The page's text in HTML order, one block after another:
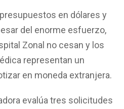
en dólares y
del enorme esfuerzo,
Zonal no cesan y los
representan un
en moneda extranjera.
evalúa tres solicitudes